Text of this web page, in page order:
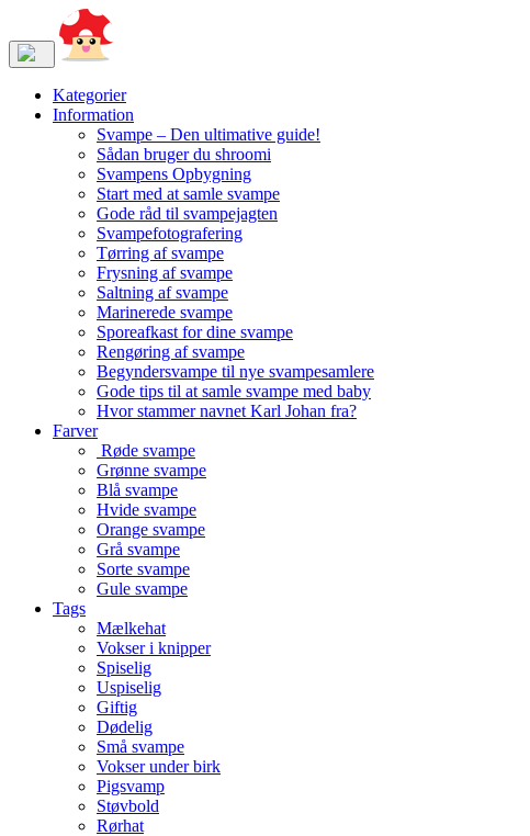
Kategorier
Information
Svampe – Den ultimative guide!
Sådan bruger du shroomi
Svampens Opbygning
Start med at samle svampe
Gode råd til svampejagten
Svampefotografering
Tørring af svampe
Frysning af svampe
Saltning af svampe
Marinerede svampe
Sporeafkast for dine svampe
Rengøring af svampe
Begyndersvampe til nye svampesamlere
Gode tips til at samle svampe med baby
Hvor stammer navnet Karl Johan fra?
Farver
Røde svampe
Grønne svampe
Blå svampe
Hvide svampe
Orange svampe
Grå svampe
Sorte svampe
Gule svampe
Tags
Mælkehat
Vokser i knipper
Spiselig
Uspiselig
Giftig
Dødelig
Små svampe
Vokser under birk
Pigsvamp
Støvbold
Rørhat